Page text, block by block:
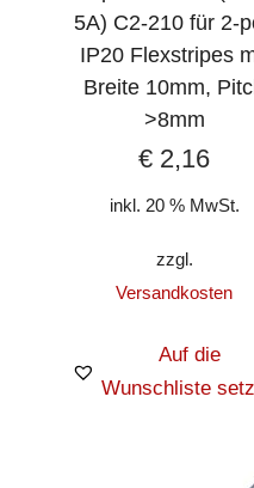
5A) C2-210 für 2-
IP20 Flexstripes
Breite 10mm,
>8mm
€ 2,16
inkl. 20 % MwSt.
zzgl.
Versandkosten
Auf die
Wunschliste